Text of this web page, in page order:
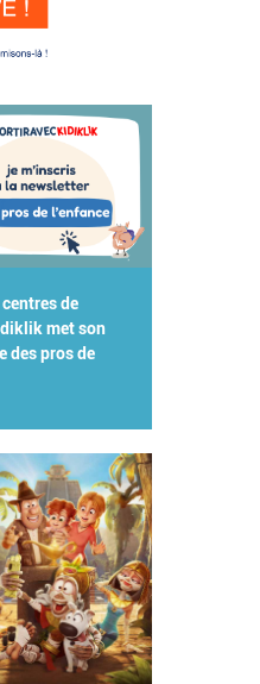
de
met son
des pros de